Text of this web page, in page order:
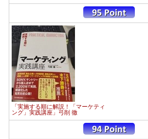
「実施する順に解説！「マーケティ
ング」実践講座」弓削 徹